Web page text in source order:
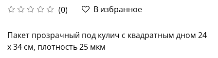
(0) В избранное
Пакет прозрачный под кулич с квадратным дном 24
x 34 см, плотность 25 мкм